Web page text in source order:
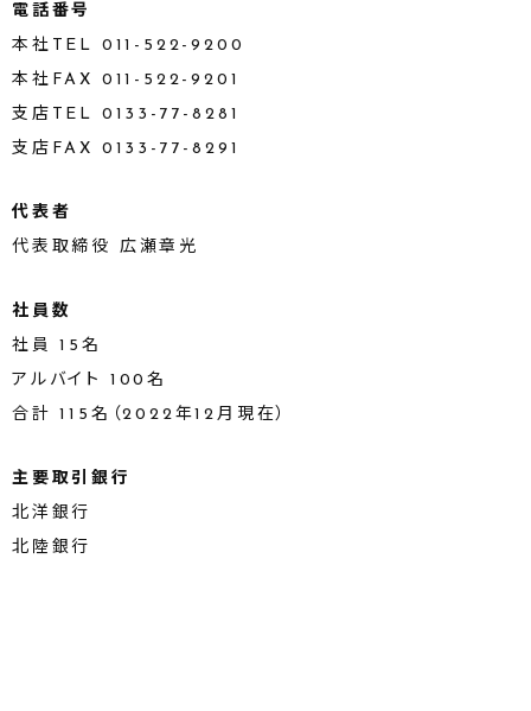
電話番号
本社TEL 011-522-9200
本社FAX 011-522-9201
支店TEL 0133-77-8281
支店FAX 0133-77-8291
代表者
代表取締役 広瀬章光
社員数
社員 15名
アルバイト 100名
合計 115名（2022年12月現在）
主要取引銀行
北洋銀行
北陸銀行